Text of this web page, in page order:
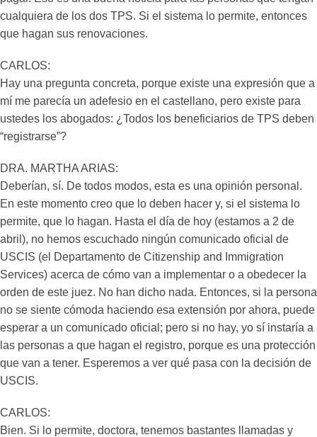
cualquiera de los dos TPS. Si el sistema lo permite, entonces
que hagan sus renovaciones.
CARLOS:
Hay una pregunta concreta, porque existe una expresión que a
mí me parecía un adefesio en el castellano, pero existe para
ustedes los abogados: ¿Todos los beneficiarios de TPS deben
“registrarse”?
DRA. MARTHA ARIAS:
Deberían, sí. De todos modos, esta es una opinión personal.
En este momento creo que lo deben hacer y, si el sistema lo
permite, que lo hagan. Hasta el día de hoy (estamos a 2 de
abril), no hemos escuchado ningún comunicado oficial de
USCIS (el Departamento de Citizenship and Immigration
Services) acerca de cómo van a implementar o a obedecer la
orden de este juez. No han dicho nada. Entonces, si la persona
no se siente cómoda haciendo esa extensión por ahora, puede
esperar a un comunicado oficial; pero si no hay, yo sí instaría a
las personas a que hagan el registro, porque es una protección
que van a tener. Esperemos a ver qué pasa con la decisión de
USCIS.
CARLOS:
Bien. Si lo permite, doctora, tenemos bastantes llamadas y